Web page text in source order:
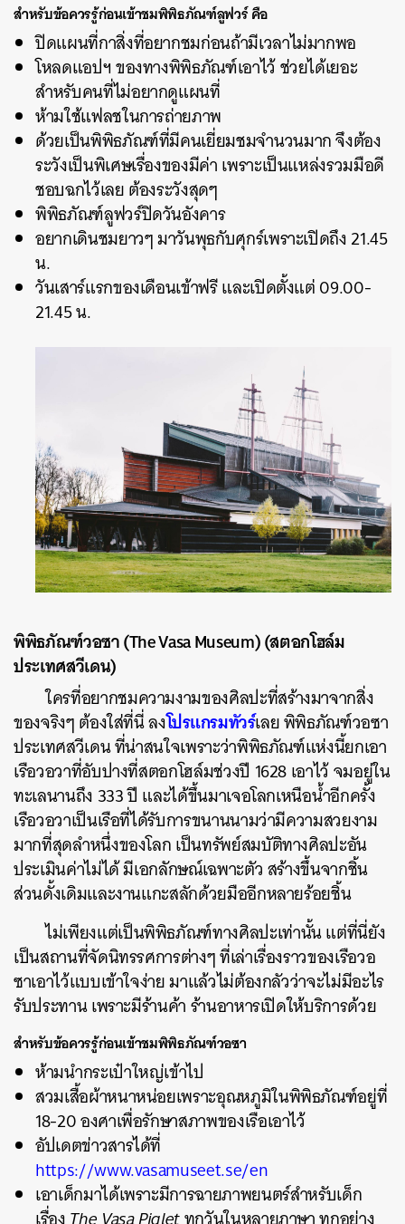
สำหรับข้อควรรู้ก่อนเข้าชมพิพิธภัณฑ์ลูฟวร์ คือ
ปิดแผนที่กาสิ่งที่อยากชมก่อนถ้ามีเวลาไม่มากพอ
โหลดแอปฯ ของทางพิพิธภัณฑ์เอาไว้ ช่วยได้เยอะ
สำหรับคนที่ไม่อยากดูแผนที่
ห้ามใช้แฟลชในการถ่ายภาพ
ด้วยเป็นพิพิธภัณฑ์ที่มีคนเยี่ยมชมจำนวนมาก จึงต้อง
ระวังเป็นพิเศษเรื่องของมีค่า เพราะเป็นแหล่งรวมมือดี
ชอบฉกไว้เลย ต้องระวังสุดๆ
พิพิธภัณฑ์ลูฟวร์ปิดวันอังคาร
อยากเดินชมยาวๆ มาวันพุธกับศุกร์เพราะเปิดถึง 21.45
น.
วันเสาร์แรกของเดือนเข้าฟรี และเปิดตั้งแต่ 09.00-
21.45 น.
พิพิธภัณฑ์วอซา (The Vasa Museum) (สตอกโฮล์ม
ประเทศสวีเดน)
ใครที่อยากชมความงามของศิลปะที่สร้างมาจากสิ่ง
ของจริงๆ ต้องใส่ที่นี่ ลงโปรแกรมทัวร์เลย พิพิธภัณฑ์วอซา
ประเทศสวีเดน ที่น่าสนใจเพราะว่าพิพิธภัณฑ์แห่งนี้ยกเอา
เรือวอวาที่อับปางที่สตอกโฮล์มช่วงปี 1628 เอาไว้ จมอยู่ใน
ทะเลนานถึง 333 ปี และได้ขึ้นมาเจอโลกเหนือน้ำอีกครั้ง
เรือวอวาเป็นเรือที่ได้รับการขนานนามว่ามีความสวยงาม
มากที่สุดลำหนึ่งของโลก เป็นทรัพย์สมบัติทางศิลปะอัน
ประเมินค่าไม่ได้ มีเอกลักษณ์เฉพาะตัว สร้างขึ้นจากชิ้น
ส่วนดั้งเดิมและงานแกะสลักด้วยมืออีกหลายร้อยชิ้น
ไม่เพียงแต่เป็นพิพิธภัณฑ์ทางศิลปะเท่านั้น แต่ที่นี่ยัง
เป็นสถานที่จัดนิทรรศการต่างๆ ที่เล่าเรื่องราวของเรือวอ
ซาเอาไว้แบบเข้าใจง่าย มาแล้วไม่ต้องกลัวว่าจะไม่มีอะไร
รับประทาน เพราะมีร้านค้า ร้านอาหารเปิดให้บริการด้วย
สำหรับข้อควรรู้ก่อนเข้าชมพิพิธภัณฑ์วอซา
ห้ามนำกระเป๋าใหญ่เข้าไป
สวมเสื้อผ้าหนาหน่อยเพราะอุณหภูมิในพิพิธภัณฑ์อยู่ที่
18-20 องศาเพื่อรักษาสภาพของเรือเอาไว้
อัปเดตข่าวสารได้ที่
https://www.vasamuseet.se/en
เอาเด็กมาได้เพราะมีการฉายภาพยนตร์สำหรับเด็ก